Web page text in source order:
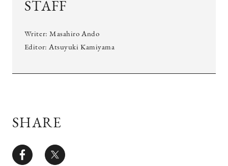
STAFF
Writer: Masahiro Ando
Editor: Atsuyuki Kamiyama
SHARE